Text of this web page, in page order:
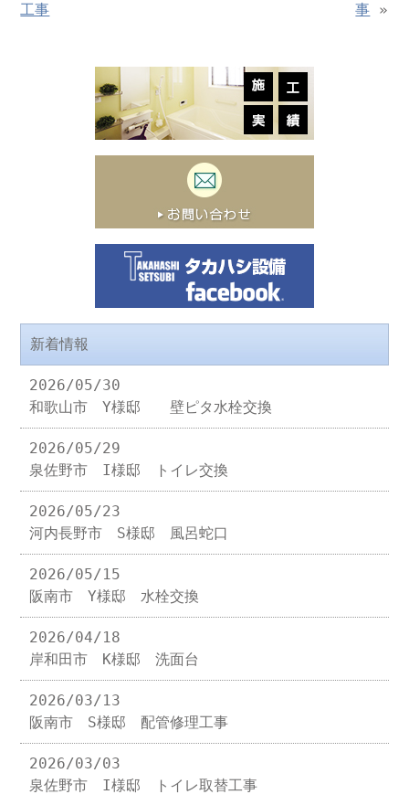
工事
事 »
新着情報
2026/05/30
和歌山市 Y様邸 壁ピタ水栓交換
2026/05/29
泉佐野市 I様邸 トイレ交換
2026/05/23
河内長野市 S様邸 風呂蛇口
2026/05/15
阪南市 Y様邸 水栓交換
2026/04/18
岸和田市 K様邸 洗面台
2026/03/13
阪南市 S様邸 配管修理工事
2026/03/03
泉佐野市 I様邸 トイレ取替工事